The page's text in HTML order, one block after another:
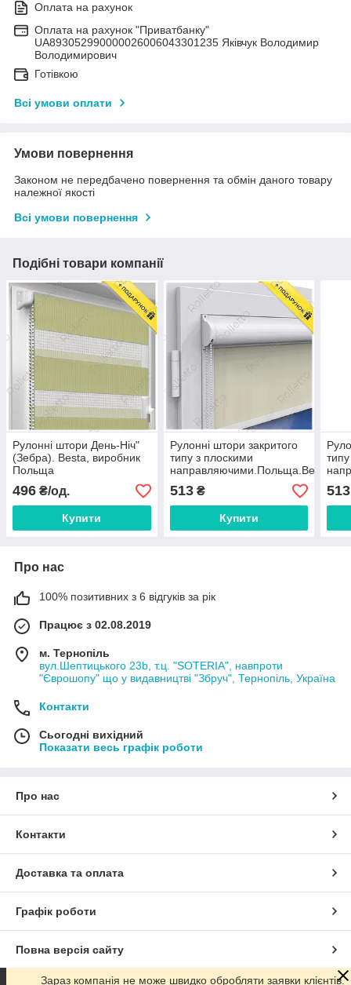
Оплата на рахунок
Оплата на рахунок "Приватбанку"
UA893052990000026006043301235 Яківчук Володимир
Володимирович
Готівкою
Всі умови оплати
Умови повернення
Законом не передбачено повернення та обмін даного товару
належної якості
Всі умови повернення
Подібні товари компанії
Рулонні штори День-Ніч"
(Зебра). Besta, виробник
Польща
496 ₴/од.
Купити
Рулонні штори закритого
типу з плоскими
направляючими.Польща.Besta.
513₴
Купити
513
Про нас
100% позитивних з 6 відгуків за рік
Працює з 02.08.2019
м. Тернопіль
вул.Шептицького 23b, т.ц. "SOTERIA", навпроти
"Єврошопу" що у видавництві "Збруч", Тернопіль, Україна
Контакти
Сьогодні вихідний
Показати весь графік роботи
Про нас
Контакти
Доставка та оплата
Графік роботи
Повна версія сайту
Зараз компанія не може швидко обробляти заявки клієнтів.